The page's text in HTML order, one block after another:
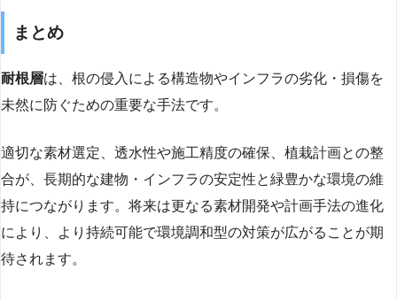
まとめ
耐根層は、根の侵入による構造物やインフラの劣化・損傷を
未然に防ぐための重要な手法です。
適切な素材選定、透水性や施工精度の確保、植栽計画との整
合が、長期的な建物・インフラの安定性と緑豊かな環境の維
持につながります。将来は更なる素材開発や計画手法の進化
により、より持続可能で環境調和型の対策が広がることが期
待されます。